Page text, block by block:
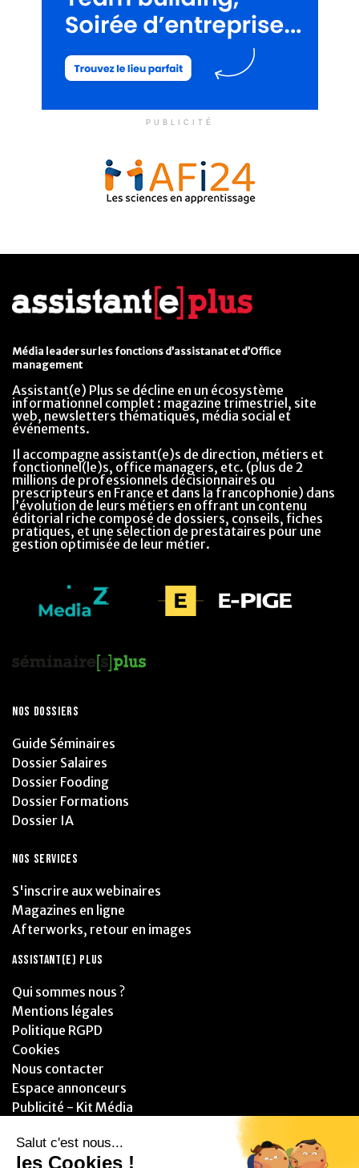
PUBLICITÉ
Média leader sur les fonctions d’assistanat et d’Office
management
Assistant(e) Plus se décline en un écosystème
informationnel complet : magazine trimestriel, site
web, newsletters thématiques, média social et
événements.
Il accompagne assistant(e)s de direction, métiers et
fonctionnel(le)s, office managers, etc. (plus de 2
millions de professionnels décisionnaires ou
prescripteurs en France et dans la francophonie) dans
l’évolution de leurs métiers en offrant un contenu
éditorial riche composé de dossiers, conseils, fiches
pratiques, et une sélection de prestataires pour une
gestion optimisée de leur métier.
NOS DOSSIERS
Guide Séminaires
Dossier Salaires
Dossier Fooding
Dossier Formations
Dossier IA
NOS SERVICES
S'inscrire aux webinaires
Magazines en ligne
Afterworks, retour en images
ASSISTANT(E) PLUS
Qui sommes nous ?
Mentions légales
Politique RGPD
Cookies
Nous contacter
Espace annonceurs
Publicité - Kit Média
PARTENAIRES